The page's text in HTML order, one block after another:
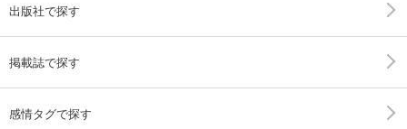
出版社で探す
掲載誌で探す
感情タグで探す